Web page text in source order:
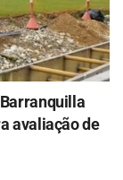
avaliação de